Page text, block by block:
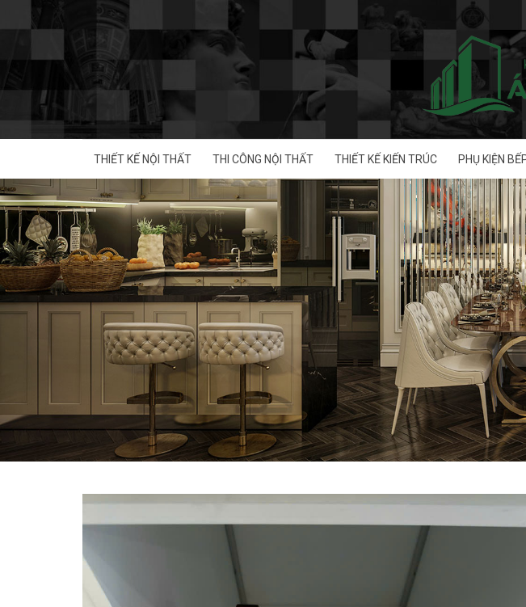
to
THIẾT KẾ NỘI THẤT THI CÔNG NỘI THẤT THIẾT KẾ KIẾN TRÚC PHỤ KIỆN